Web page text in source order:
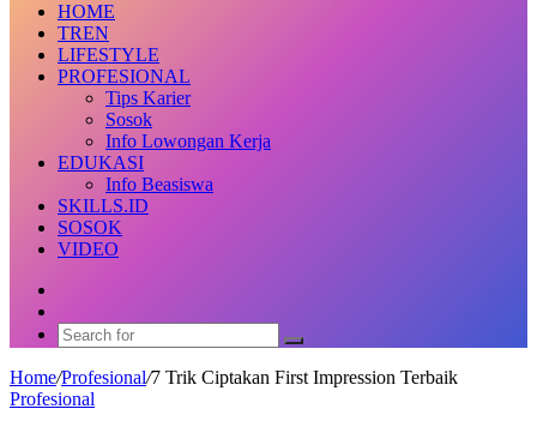
HOME
TREN
LIFESTYLE
PROFESIONAL
Tips Karier
Sosok
Info Lowongan Kerja
EDUKASI
Info Beasiswa
SKILLS.ID
SOSOK
VIDEO
skin
Search
Home/Profesional/7 Trik Ciptakan First Impression Terbaik
Profesional